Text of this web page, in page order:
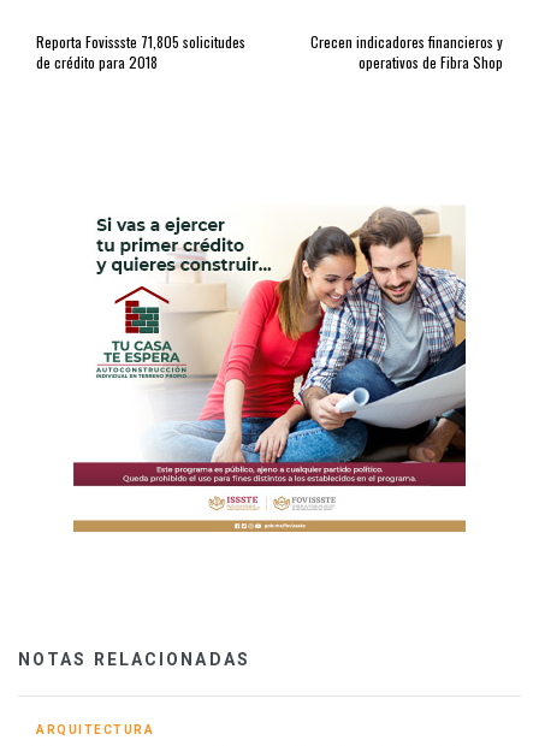
Reporta Fovissste 71,805 solicitudes
de crédito para 2018
Crecen indicadores financieros y
operativos de Fibra Shop
NOTAS RELACIONADAS
ARQUITECTURA